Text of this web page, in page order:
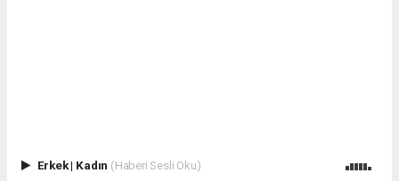
Erkek| Kadın (Haberi Sesli Oku)